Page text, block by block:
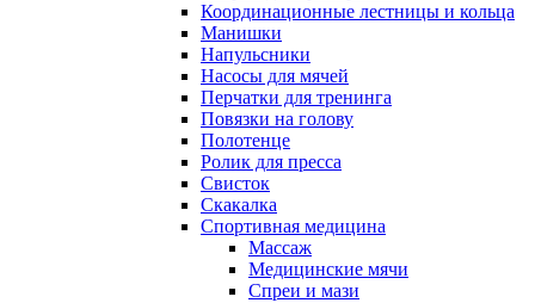
Координационные лестницы и кольца
Манишки
Напульсники
Насосы для мячей
Перчатки для тренинга
Повязки на голову
Полотенце
Ролик для пресса
Свисток
Скакалка
Спортивная медицина
Массаж
Медицинские мячи
Спреи и мази